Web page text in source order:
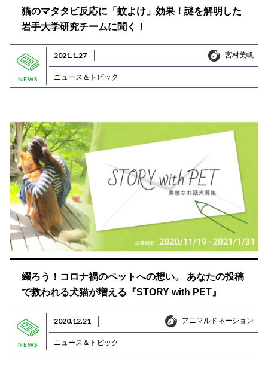
猫のマタタビ反応に「蚊よけ」効果！謎を解明した
岩手大学研究チームに聞く！
NEWS
2021.1.27 宮村美帆
宮村美帆
ニュース＆トピック
綴ろう！コロナ禍のペットへの想い。 あなたの投稿
で救われる犬猫が増える『STORY with PET』
NEWS
2020.12.21 アニマルドネーション
アニマルドネーション
ニュース＆トピック